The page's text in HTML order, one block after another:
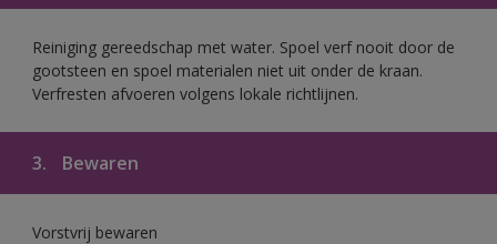
Reiniging gereedschap met water. Spoel verf nooit door de
gootsteen en spoel materialen niet uit onder de kraan.
Verfresten afvoeren volgens lokale richtlijnen.
3. Bewaren
Vorstvrij bewaren